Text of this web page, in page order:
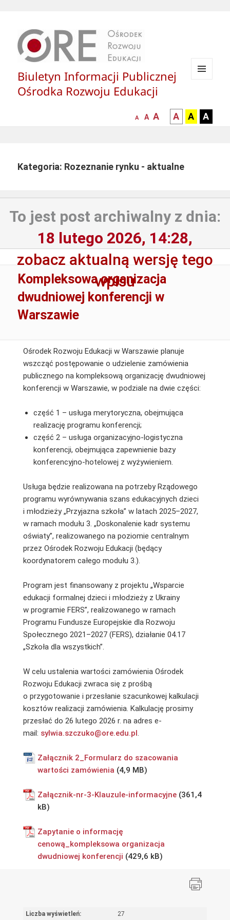
Biuletyn Informacji Publicznej
Ośrodka Rozwoju Edukacji
mniejsza
A
normalna
A
większa-
czcionka
A
kontrast
czarny
tle
A
kontrast
czarny
A
żółty
A
Kategoria: Rozeznanie rynku - aktualne
To jest post archiwalny z dnia:
18 lutego 2026, 14:28,
zobacz aktualną wersję tego
wpisu
Kompleksowa organizacja
dwudniowej konferencji w
Warszawie
Ośrodek Rozwoju Edukacji w Warszawie planuje
wszcząć postępowanie o udzielenie zamówienia
publicznego na kompleksową organizację dwudniowej
konferencji w Warszawie, w podziale na dwie części:
część 1 – usługa merytoryczna, obejmująca
realizację programu konferencji;
część 2 – usługa organizacyjno-logistyczna
konferencji, obejmująca zapewnienie bazy
konferencyjno-hotelowej z wyżywieniem.
Usługa będzie realizowana na potrzeby Rządowego
programu wyrównywania szans edukacyjnych dzieci
i młodzieży „Przyjazna szkoła” w latach 2025–2027,
w ramach modułu 3. „Doskonalenie kadr systemu
oświaty”, realizowanego na poziomie centralnym
przez Ośrodek Rozwoju Edukacji (będący
koordynatorem całego modułu 3.).
Program jest finansowany z projektu „Wsparcie
edukacji formalnej dzieci i młodzieży z Ukrainy
w programie FERS”, realizowanego w ramach
Programu Fundusze Europejskie dla Rozwoju
Społecznego 2021–2027 (FERS), działanie 04.17
„Szkoła dla wszystkich”.
W celu ustalenia wartości zamówienia Ośrodek
Rozwoju Edukacji zwraca się z prośbą
o przygotowanie i przesłanie szacunkowej kalkulacji
kosztów realizacji zamówienia. Kalkulację prosimy
przesłać do 26 lutego 2026 r. na adres e-
mail: sylwia.szczuko@ore.edu.pl.
Załącznik 2_Formularz do szacowania
wartości zamówienia
Załącznik-nr-3-Klauzule-informacyjne
Zapytanie o informację
cenową_kompleksowa organizacja
dwudniowej konferencji
Liczba wyświetleń: 27